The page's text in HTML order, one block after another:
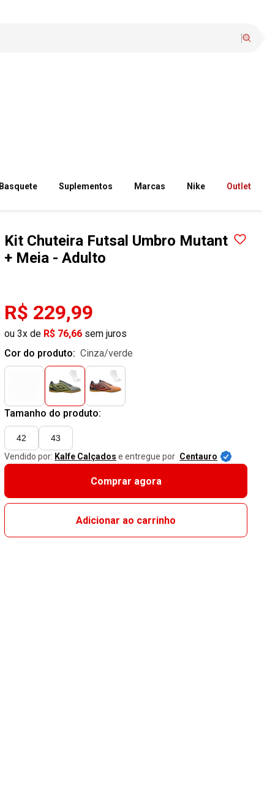
Basquete Suplementos Marcas Nike Outlet
Kit Chuteira Futsal Umbro Mutant
+ Meia - Adulto
R$ 229,99
ou 3x de R$ 76,66 sem juros
Cor do produto:
cinza/verde
Tamanho do produto:
42
43
Vendido por: Kalfe Calçados e entregue por Centauro
Comprar agora
Adicionar ao carrinho